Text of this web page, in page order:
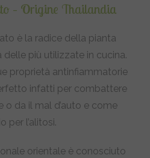
– Origine Thailandia
è la radice della pianta
delle più utilizzate in cucina.
proprietà antinfiammatorie
infatti per combattere
o da il mal d’auto e come
per l’alitosi.
orientale è conosciuto